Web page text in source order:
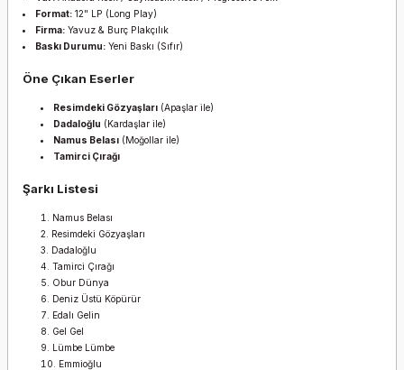
Format: 12" LP (Long Play)
Firma: Yavuz & Burç Plakçılık
Baskı Durumu: Yeni Baskı (Sıfır)
Öne Çıkan Eserler
Resimdeki Gözyaşları (Apaşlar ile)
Dadaloğlu (Kardaşlar ile)
Namus Belası (Moğollar ile)
Tamirci Çırağı
Şarkı Listesi
Namus Belası
Resimdeki Gözyaşları
Dadaloğlu
Tamirci Çırağı
Obur Dünya
Deniz Üstü Köpürür
Edalı Gelin
Gel Gel
Lümbe Lümbe
Emmioğlu